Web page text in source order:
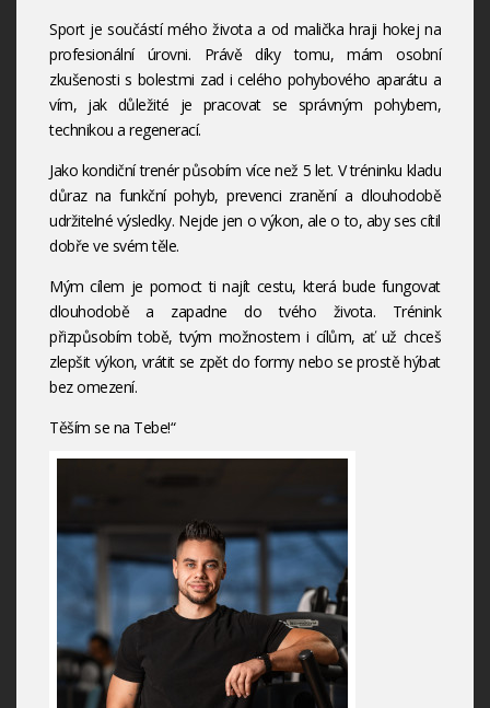
Sport je součástí mého života a od malička hraji hokej na
profesionální úrovni. Právě díky tomu, mám osobní
zkušenosti s bolestmi zad i celého pohybového aparátu a
vím, jak důležité je pracovat se správným pohybem,
technikou a regenerací.
Jako kondiční trenér působím více než 5 let. V tréninku kladu
důraz na funkční pohyb, prevenci zranění a dlouhodobě
udržitelné výsledky. Nejde jen o výkon, ale o to, aby ses cítil
dobře ve svém těle.
Mým cílem je pomoct ti najít cestu, která bude fungovat
dlouhodobě a zapadne do tvého života. Trénink
přizpůsobím tobě, tvým možnostem i cílům, ať už chceš
zlepšit výkon, vrátit se zpět do formy nebo se prostě hýbat
bez omezení.
Těším se na Tebe!“